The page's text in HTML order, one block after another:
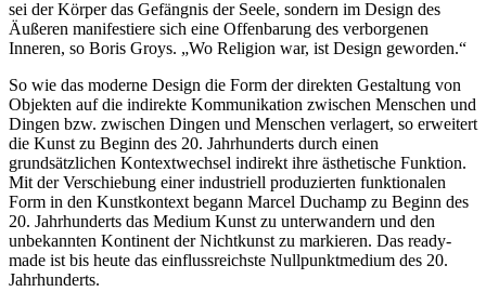
sei der Körper das Gefängnis der Seele, sondern im Design des
Äußeren manifestiere sich eine Offenbarung des verborgenen
Inneren, so Boris Groys. „Wo Religion war, ist Design geworden.“
So wie das moderne Design die Form der direkten Gestaltung von
Objekten auf die indirekte Kommunikation zwischen Menschen und
Dingen bzw. zwischen Dingen und Menschen verlagert, so erweitert
die Kunst zu Beginn des 20. Jahrhunderts durch einen
grundsätzlichen Kontextwechsel indirekt ihre ästhetische Funktion.
Mit der Verschiebung einer industriell produzierten funktionalen
Form in den Kunstkontext begann Marcel Duchamp zu Beginn des
20. Jahrhunderts das Medium Kunst zu unterwandern und den
unbekannten Kontinent der Nichtkunst zu markieren. Das ready-
made ist bis heute das einflussreichste Nullpunktmedium des 20.
Jahrhunderts.